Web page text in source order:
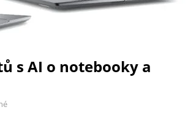
s AI o notebooky a